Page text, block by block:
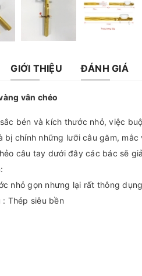
GIỚI THIỆU ĐÁNH GIÁ
vân chéo
bén và kích thước nhỏ, việc
bị chính những lưỡi câu găm, mắc
câu tay dưới đây các bác sẽ
nhỏ gọn nhưng lại rất thông
: Thép siêu bền